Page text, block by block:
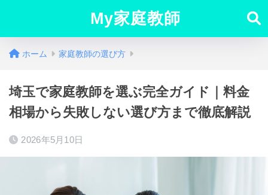
My家庭教師
ホーム 家庭教師の選び方
埼玉で家庭教師を選ぶ完全ガイド｜料金
相場から失敗しない選び方まで徹底解説
2026年5月10日